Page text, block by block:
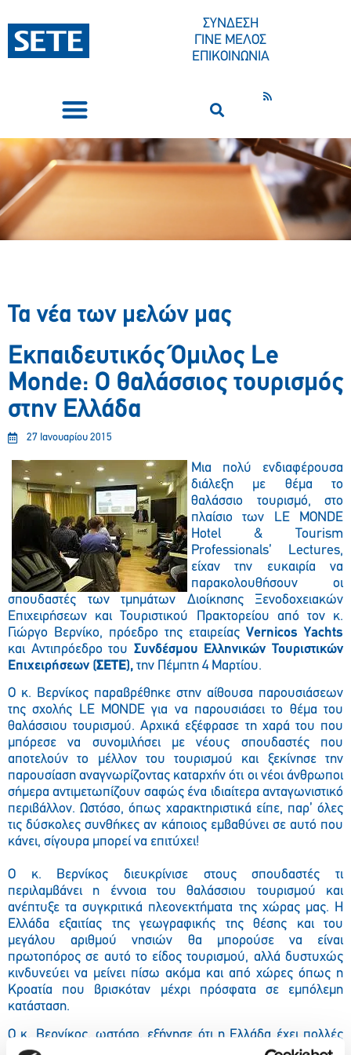
ΣΥΝΔΕΣΗ
ΓΙΝΕ ΜΕΛΟΣ
ΕΠΙΚΟΙΝΩΝΙΑ
Τα νέα των μελών μας
Εκπαιδευτικός Όμιλος Le
Monde: Ο θαλάσσιος τουρισμός
στην Ελλάδα
27 Ιανουαρίου 2015
Μια πολύ ενδιαφέρουσα
διάλεξη με θέμα το
θαλάσσιο τουρισμό, στο
πλαίσιο των LE MONDE
Hotel & Tourism
Professionals’ Lectures,
είχαν την ευκαιρία να
παρακολουθήσουν οι
σπουδαστές των τμημάτων Διοίκησης Ξενοδοχειακών
Επιχειρήσεων και Τουριστικού Πρακτορείου από τον κ.
Γιώργο Βερνίκο, πρόεδρο της εταιρείας Vernicos Yachts
και Αντιπρόεδρο του Συνδέσμου Ελληνικών Τουριστικών
Επιχειρήσεων (ΣΕΤΕ), την Πέμπτη 4 Μαρτίου.
Ο κ. Βερνίκος παραβρέθηκε στην αίθουσα παρουσιάσεων
της σχολής LE MONDE για να παρουσιάσει το θέμα του
θαλάσσιου τουρισμού. Aρχικά εξέφρασε τη χαρά του που
μπόρεσε να συνομιλήσει με νέους σπουδαστές που
αποτελούν το μέλλον του τουρισμού και ξεκίνησε την
παρουσίαση αναγνωρίζοντας καταρχήν ότι οι νέοι άνθρωποι
σήμερα αντιμετωπίζουν σαφώς ένα ιδιαίτερα ανταγωνιστικό
περιβάλλον. Ωστόσο, όπως χαρακτηριστικά είπε, παρ’ όλες
τις δύσκολες συνθήκες αν κάποιος εμβαθύνει σε αυτό που
κάνει, σίγουρα μπορεί να επιτύχει!
Ο κ. Βερνίκος διευκρίνισε στους σπουδαστές τι
περιλαμβάνει η έννοια του θαλάσσιου τουρισμού και
ανέπτυξε τα συγκριτικά πλεονεκτήματα της χώρας μας. Η
Ελλάδα εξαιτίας της γεωγραφικής της θέσης και του
μεγάλου αριθμού νησιών θα μπορούσε να είναι
πρωτοπόρος σε αυτό το είδος τουρισμού, αλλά δυστυχώς
κινδυνεύει να μείνει πίσω ακόμα και από χώρες όπως η
Κροατία που βρισκόταν μέχρι πρόσφατα σε εμπόλεμη
κατάσταση.
Ο κ. Βερνίκος, ωστόσο, εξήγησε ότι η Ελλάδα έχει πολλές
δυνατότητες εξέλιξης στο θέμα του θαλάσσιου τουρισμού